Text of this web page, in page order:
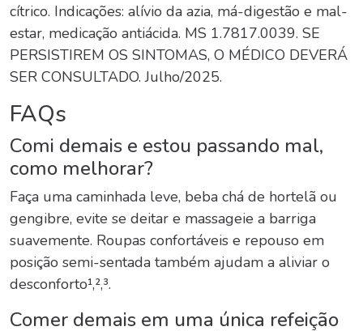
cítrico. Indicações: alívio da azia, má-digestão e mal-
estar, medicação antiácida. MS 1.7817.0039. SE
PERSISTIREM OS SINTOMAS, O MÉDICO DEVERÁ
SER CONSULTADO. Julho/2025.
FAQs
Comi demais e estou passando mal,
como melhorar?
Faça uma caminhada leve, beba chá de hortelã ou
gengibre, evite se deitar e massageie a barriga
suavemente. Roupas confortáveis e repouso em
posição semi-sentada também ajudam a aliviar o
desconforto¹,²,³.
Comer demais em uma única refeição